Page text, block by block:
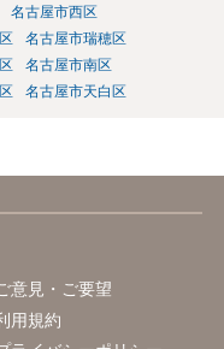
名古屋市西区
名古屋市瑞穂区
名古屋市南区
名古屋市天白区
意見・ご要望
用規約